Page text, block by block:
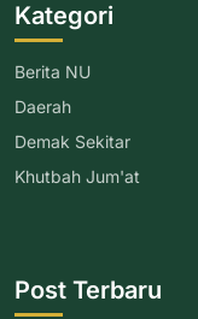
Kategori
Berita NU
Daerah
Demak Sekitar
Khutbah Jum'at
Post Terbaru